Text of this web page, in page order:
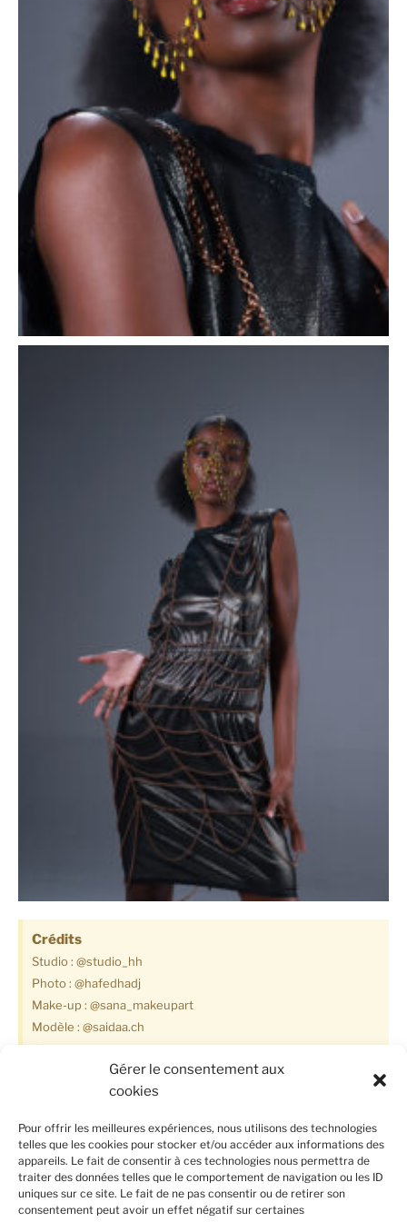
Gérer le consentement aux
cookies
Pour offrir les meilleures expériences, nous utilisons des technologies
telles que les cookies pour stocker et/ou accéder aux informations des
appareils. Le fait de consentir à ces technologies nous permettra de
traiter des données telles que le comportement de navigation ou les ID
uniques sur ce site. Le fait de ne pas consentir ou de retirer son
consentement peut avoir un effet négatif sur certaines
Crédits
Studio : @studio_hh
Photo : @hafedhadj
Make-up : @sana_makeupart
Modèle : @saidaa.ch
×
STYLISTE TEXTILES & ACCESSOIRES
Clémence VILLECHANGE